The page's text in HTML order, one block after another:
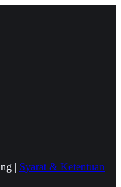
| Syarat & Ketentuan